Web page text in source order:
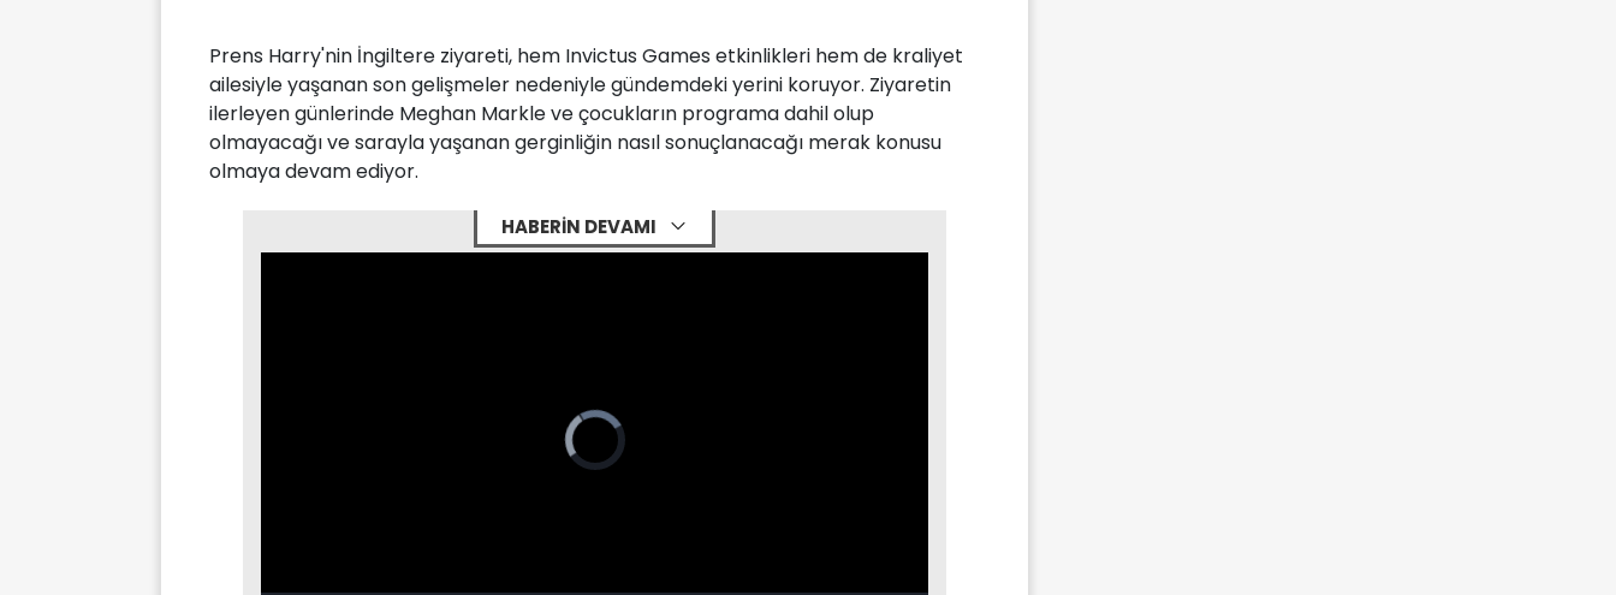
Prens Harry'nin İngiltere ziyareti, hem Invictus Games etkinlikleri hem de kraliyet
ailesiyle yaşanan son gelişmeler nedeniyle gündemdeki yerini koruyor. Ziyaretin
ilerleyen günlerinde Meghan Markle ve çocukların programa dahil olup
olmayacağı ve sarayla yaşanan gerginliğin nasıl sonuçlanacağı merak konusu
olmaya devam ediyor.
HABERİN DEVAMI